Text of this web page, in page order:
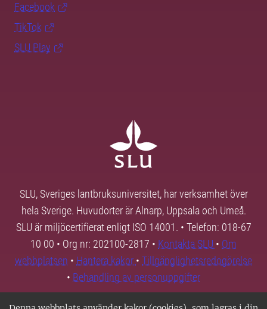
Facebook
TikTok
SLU Play
SLU, Sveriges lantbruksuniversitet, har verksamhet över
hela Sverige. Huvudorter är Alnarp, Uppsala och Umeå.
SLU är miljöcertifierat enligt ISO 14001. • Telefon: 018-67
10 00 • Org nr: 202100-2817 • Kontakta SLU • Om
webbplatsen • Hantera kakor • Tillgänglighetsredogörelse
• Behandling av personuppgifter